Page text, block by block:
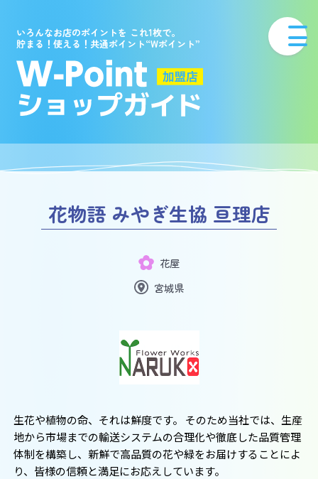
いろんなお店のポイントを これ1枚で。
貯まる！使える！共通ポイント“Wポイント”
花物語 みやぎ生協 亘理店
花屋
宮城県
生花や植物の命、それは鮮度です。 そのため当社では、生産
地から市場までの輸送システムの合理化や徹底した品質管理
体制を構築し、新鮮で高品質の花や緑をお届けすることによ
り、皆様の信頼と満足にお応えしています。